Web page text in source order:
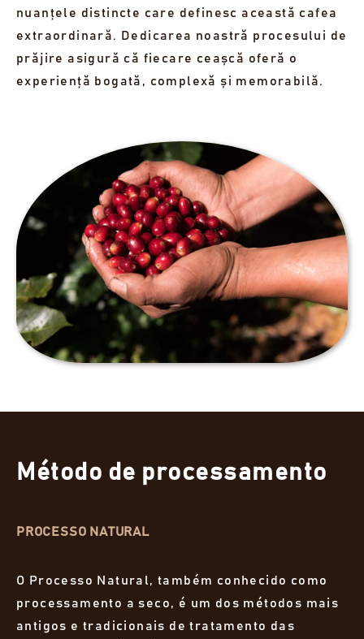
nuanțele distincte care definesc această cafea
extraordinară. Dedicarea noastră procesului de
prăjire asigură că fiecare ceașcă oferă o
experiență bogată, complexă și memorabilă.
Método de processamento
PROCESSO NATURAL
O Processo Natural, também conhecido como
processamento a seco, é um dos métodos mais
antigos e tradicionais de tratamento das